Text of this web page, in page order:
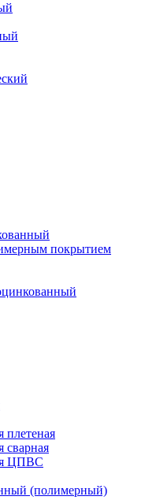
покрытием
плетеная
сварная
ЦПВС
(полимерный)